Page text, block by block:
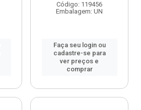
Código: 119456
Embalagem: UN
Faça seu login ou
cadastre-se para
ver preços e
comprar